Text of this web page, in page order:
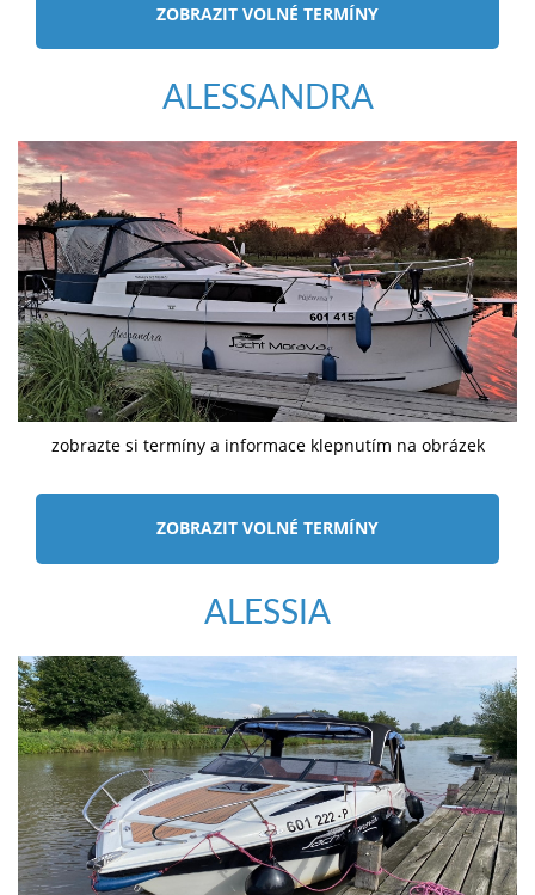
ZOBRAZIT VOLNÉ TERMÍNY
ALESSANDRA
zobrazte si termíny a informace klepnutím na obrázek
ZOBRAZIT VOLNÉ TERMÍNY
ALESSIA